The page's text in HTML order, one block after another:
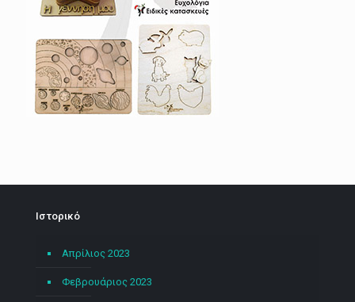
Ιστορικό
Απρίλιος 2023
Φεβρουάριος 2023